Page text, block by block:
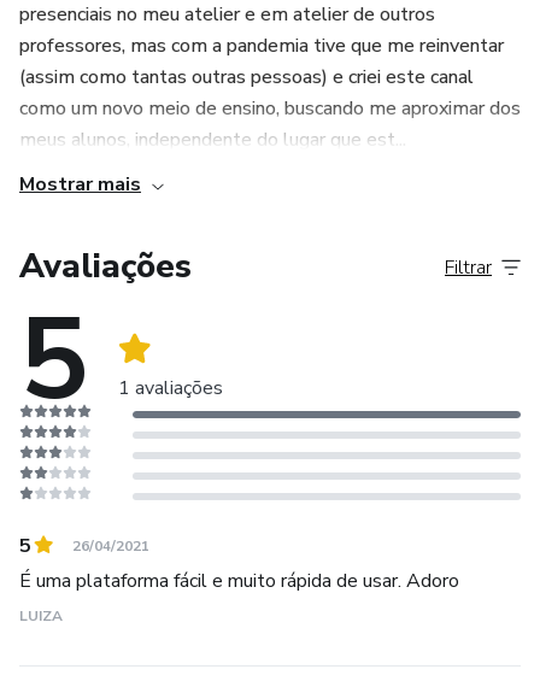
presenciais no meu atelier e em atelier de outros
professores, mas com a pandemia tive que me reinventar
(assim como tantas outras pessoas) e criei este canal
como um novo meio de ensino, buscando me aproximar dos
meus alunos, independente do lugar que est...
Mostrar mais
Avaliações
5 1 avaliações
Filtrar
5 26/04/2021
É uma plataforma fácil e muito rápida de usar. Adoro
LUIZA